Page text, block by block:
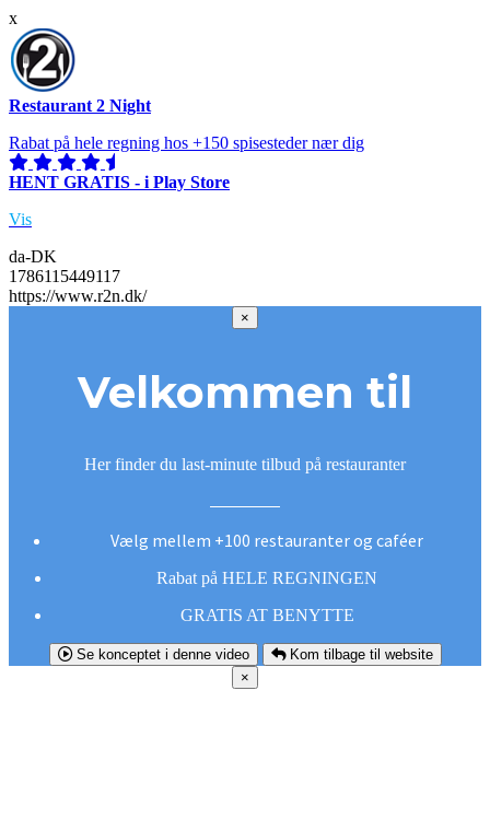
x
Restaurant 2 Night
Rabat på hele regning hos +150 spisesteder nær dig
HENT GRATIS - i Play Store
Vis
da-DK
1786115449117
https://www.r2n.dk/
×
Velkommen til
Her finder du last-minute tilbud på restauranter
Vælg mellem +100 restauranter og caféer
Rabat på HELE REGNINGEN
GRATIS AT BENYTTE
Se konceptet i denne video
Kom tilbage til website
×